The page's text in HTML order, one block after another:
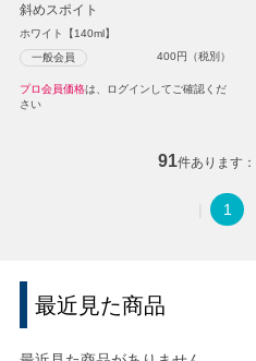
斜めスポイト
ホワイト【140ml】
一般会員 400円（税別）
プロ会員価格は、ログインしてご確認くだ
さい
91件あります
1
最近見た商品